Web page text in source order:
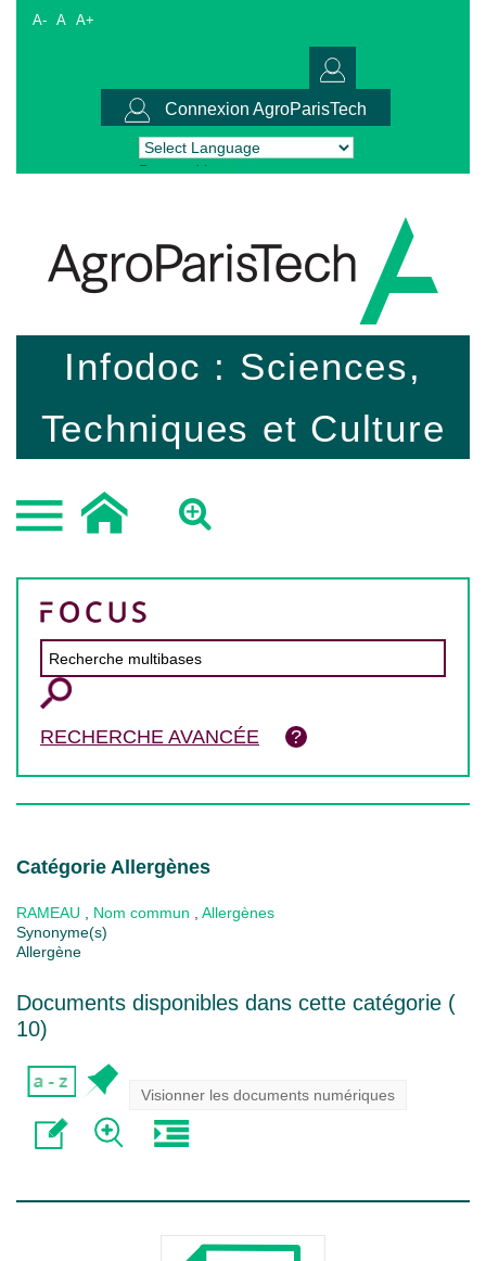
A- A A+
Connexion AgroParisTech
Powered by Translate
Infodoc : Sciences,
Techniques et Culture
RECHERCHE AVANCÉE
Catégorie Allergènes
RAMEAU Nom commun
Allergènes
Synonyme(s)
Allergène
Documents disponibles dans cette catégorie (
10)
Visionner les documents numériques